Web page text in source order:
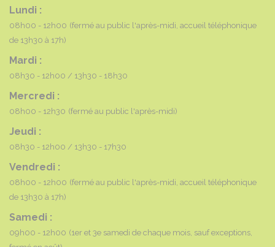
Lundi :
08h00 - 12h00 (fermé au public l'après-midi, accueil téléphonique
de 13h30 à 17h)
Mardi :
08h30 - 12h00 13h30 - 18h30
Mercredi :
08h00 - 12h30 (fermé au public l'après-midi)
Jeudi :
08h30 - 12h00 13h30 - 17h30
Vendredi :
08h00 - 12h00 (fermé au public l'après-midi, accueil téléphonique
de 13h30 à 17h)
Samedi :
09h00 - 12h00 (1er et 3e samedi de chaque mois, sauf exceptions,